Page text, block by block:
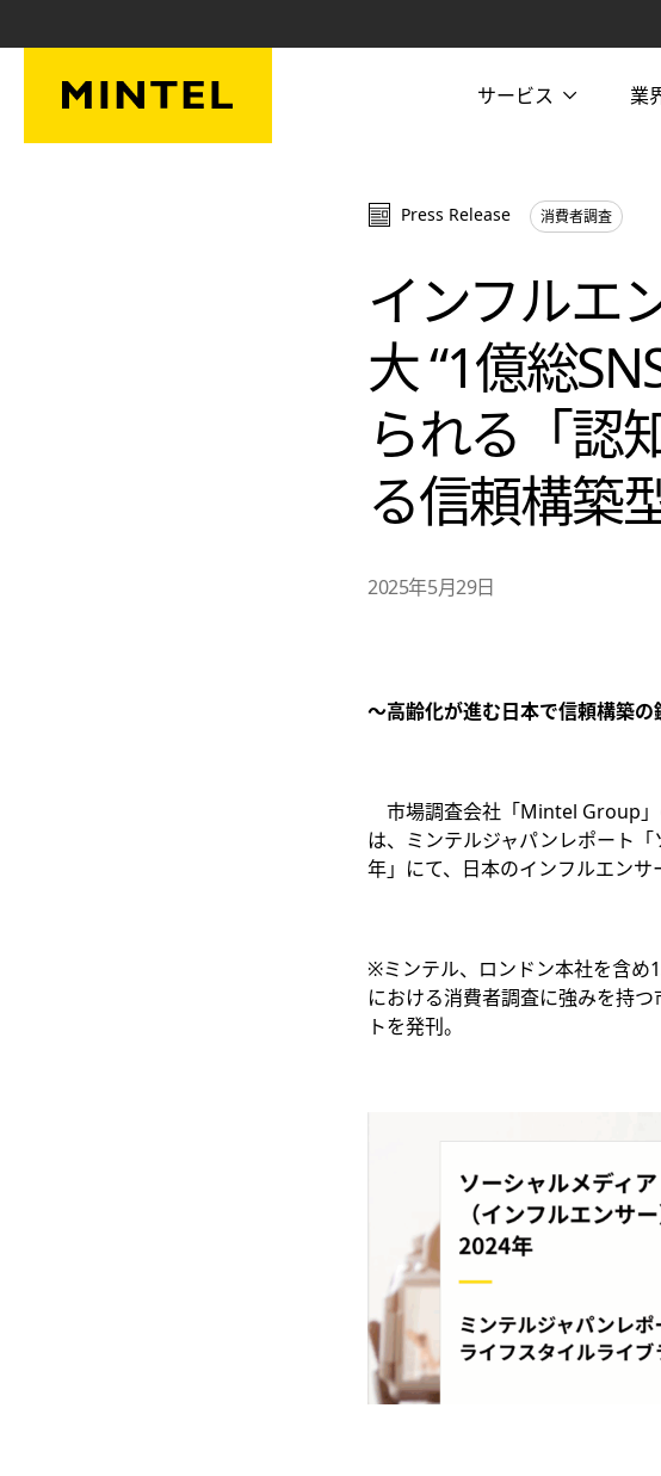
サービス 業
Press Release 消費者調査
インフルエ
大 “1億総
られる「認
る信頼構築
2025年5月29日
～高齢化が進む日本で信頼構築
市場調査会社「Mintel Group」
は、ミンテルジャパンレポート
年」にて、日本のインフルエンサ
※ミンテル、ロンドン本社を含め
における消費者調査に強みを持
トを発刊。